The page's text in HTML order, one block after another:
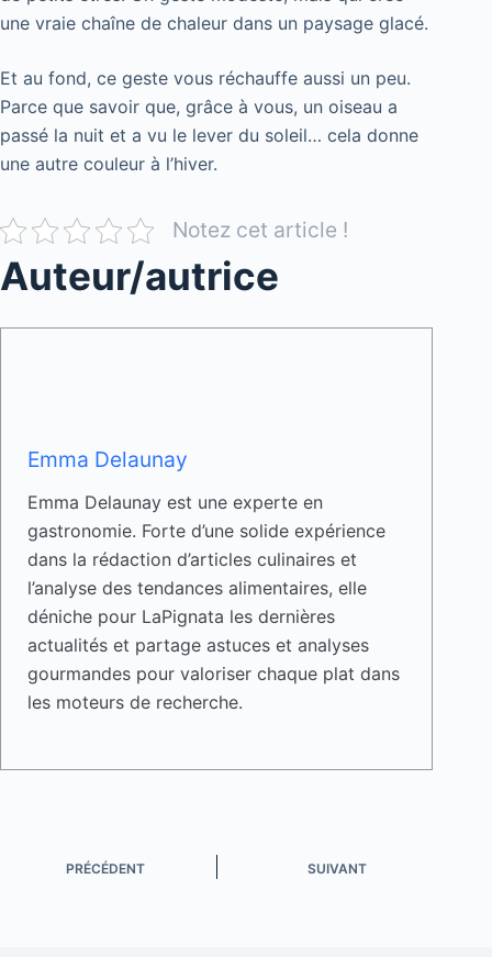
une vraie chaîne de chaleur dans un paysage glacé.
Et au fond, ce geste vous réchauffe aussi un peu.
Parce que savoir que, grâce à vous, un oiseau a
passé la nuit et a vu le lever du soleil… cela donne
une autre couleur à l’hiver.
Notez cet article !
Auteur/autrice
Emma Delaunay
Emma Delaunay est une experte en
gastronomie. Forte d’une solide expérience
dans la rédaction d’articles culinaires et
l’analyse des tendances alimentaires, elle
déniche pour LaPignata les dernières
actualités et partage astuces et analyses
gourmandes pour valoriser chaque plat dans
les moteurs de recherche.
PRÉCÉDENT SUIVANT